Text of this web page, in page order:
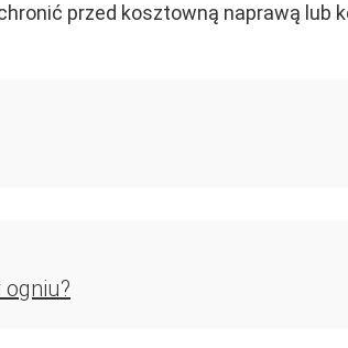
przed kosztowną naprawą lub